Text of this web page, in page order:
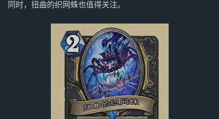
同时，扭曲的织网蛛也值得关注。